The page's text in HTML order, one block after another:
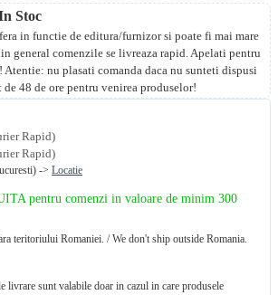
Rapid)
Rapid)
-> Locatie
pentru comenzi in valoare de minim 300
teritoriului Romaniei. / We don't ship outside Romania.
livrare sunt valabile doar in cazul in care produsele
Stoc
in functie de editura/furnizor si poate fi mai mare
general comenzile se livreaza rapid. Apelati pentru
nu plasati comanda daca nu sunteti dispusi
48 de ore pentru venirea produselor!